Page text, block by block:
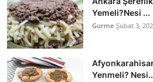
Yemeli?Nesi ...
Gurme Şubat 3,
Yenmeli?